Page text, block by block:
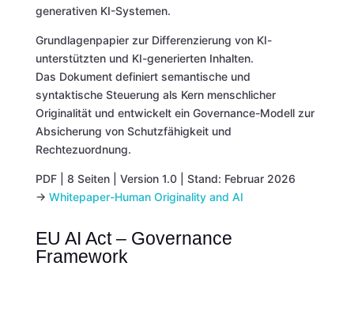
generativen KI-Systemen.
Grundlagenpapier zur Differenzierung von KI-
unterstützten und KI-generierten Inhalten.
Das Dokument definiert semantische und
syntaktische Steuerung als Kern menschlicher
Originalität und entwickelt ein Governance-Modell zur
Absicherung von Schutzfähigkeit und
Rechtezuordnung.
PDF | 8 Seiten | Version 1.0 | Stand: Februar 2026
→ Whitepaper-Human Originality and AI
EU AI Act – Governance
Framework